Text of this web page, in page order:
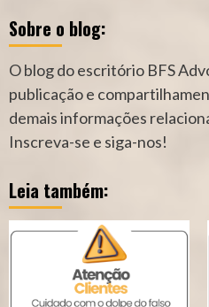
Sobre o blog:
O blog do escritório BFS
publicação e
demais informações
Inscreva-se e siga-nos!
Leia também: